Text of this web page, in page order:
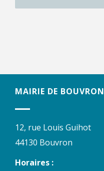
MAIRIE DE BOUVRON
12, rue Louis Guihot
44130 Bouvron
Horaires :